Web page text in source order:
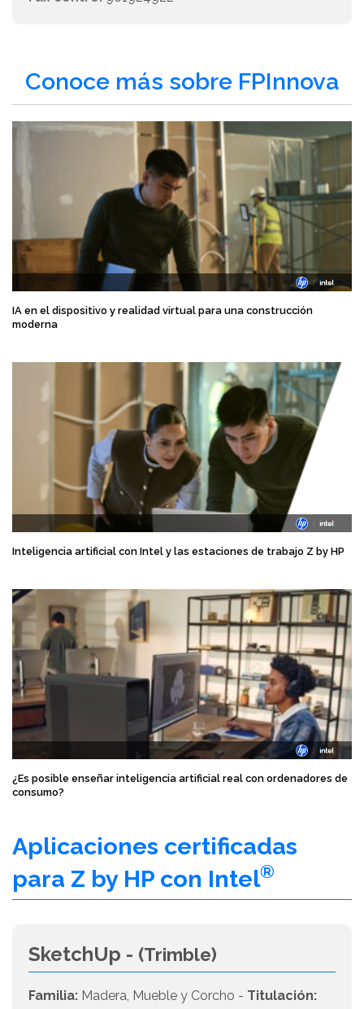
Conoce más sobre FPInnova
IA en el dispositivo y realidad virtual para una construcción
moderna
Inteligencia artificial con Intel y las estaciones de trabajo Z by HP
¿Es posible enseñar inteligencia artificial real con ordenadores de
consumo?
Aplicaciones certificadas
para Z by HP con Intel®
SketchUp - (Trimble)
Familia: Madera, Mueble y Corcho - Titulación: